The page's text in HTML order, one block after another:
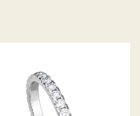
RING DES JAHRES 2022